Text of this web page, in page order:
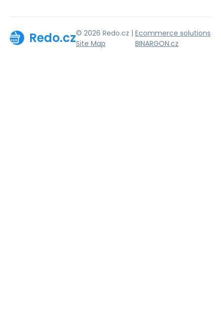
Redo.cz© 2026 Redo.cz |
Site Map
Ecommerce solutions
BINARGON.cz